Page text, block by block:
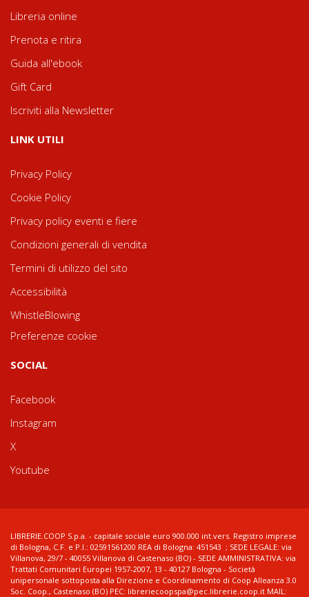
Libreria online
Prenota e ritira
Guida all'ebook
Gift Card
Iscriviti alla Newsletter
LINK UTILI
Privacy Policy
Cookie Policy
Privacy policy eventi e fiere
Condizioni generali di vendita
Termini di utilizzo del sito
Accessibilità
WhistleBlowing
Preferenze cookie
SOCIAL
Facebook
Instagram
X
Youtube
LIBRERIE.COOP S.p.a. - capitale sociale euro 900.000 int.vers. Registro imprese
di Bologna, C.F. e P.I.: 02591561200 REA di Bologna: 451543 ; SEDE LEGALE: via
Villanova, 29/7 - 40055 Villanova di Castenaso (BO) - SEDE AMMINISTRATIVA: via
Trattati Comunitari Europei 1957-2007, 13 - 40127 Bologna - Società
unipersonale sottoposta alla Direzione e Coordinamento di Coop Alleanza 3.0
Soc. Coop., Castenaso (BO) PEC: libreriecoopspa@pec.librerie.coop.it MAIL: